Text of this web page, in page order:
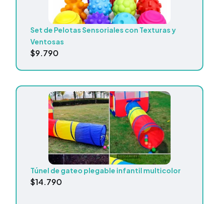
Set de Pelotas Sensoriales con Texturas y
Ventosas
$9.790
Túnel de gateo plegable infantil multicolor
$14.790